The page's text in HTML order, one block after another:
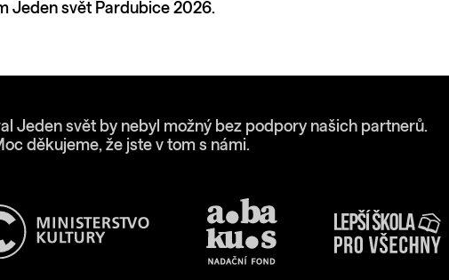
Jeden svět Pardubice 2026.
Jeden svět by nebyl možný bez podpory našich partnerů.
děkujeme, že jste v tom s námi.